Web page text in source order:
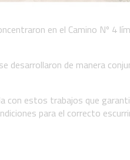
en el Camino Nº 4
desarrollaron de manera
con estos trabajos que
para el correcto